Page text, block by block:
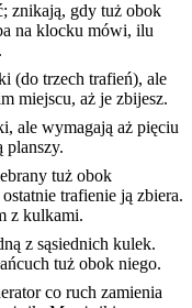
znikają, gdy tuż obok
na klocku mówi, ilu
(do trzech trafień), ale
miejscu, aż je zbijesz.
ale wymagają aż pięciu
planszy.
tuż obok
trafienie ją zbiera.
z kulkami.
z sąsiednich kulek.
tuż obok niego.
co ruch zamienia